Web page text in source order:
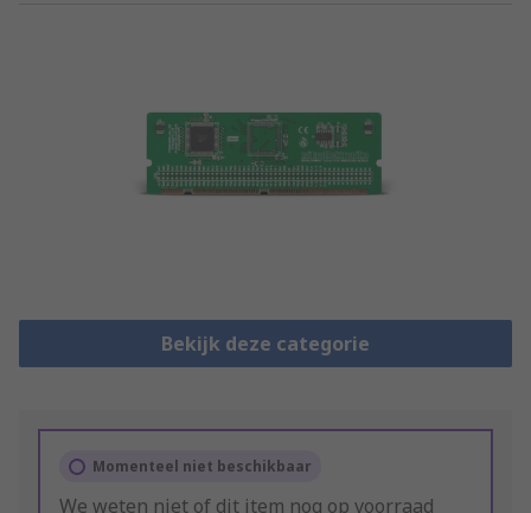
Bekijk deze categorie
Momenteel niet beschikbaar
We weten niet of dit item nog op voorraad